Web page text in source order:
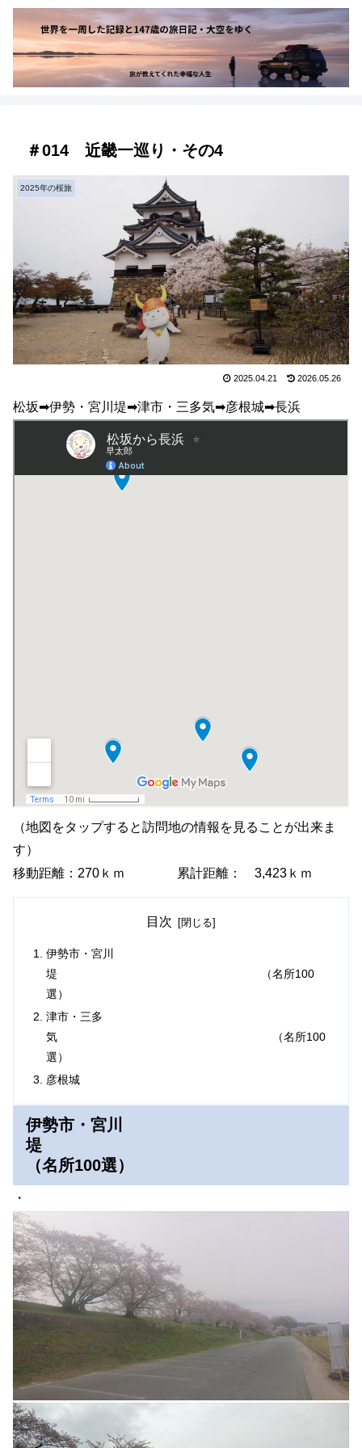
＃014 近畿一巡り・その4
2025年の桜旅
2025.04.21 2026.05.26
松坂➡伊勢・宮川堤➡津市・三多気➡彦根城➡長浜
（地図をタップすると訪問地の情報を見ることが出来ま
す）
移動距離：270ｋｍ 累計距離： 3,423ｋｍ
目次
伊勢市・宮川
堤 （名所100
選）
津市・三多
気 （名所100
選）
彦根城
伊勢市・宮川
堤
（名所100選）
・